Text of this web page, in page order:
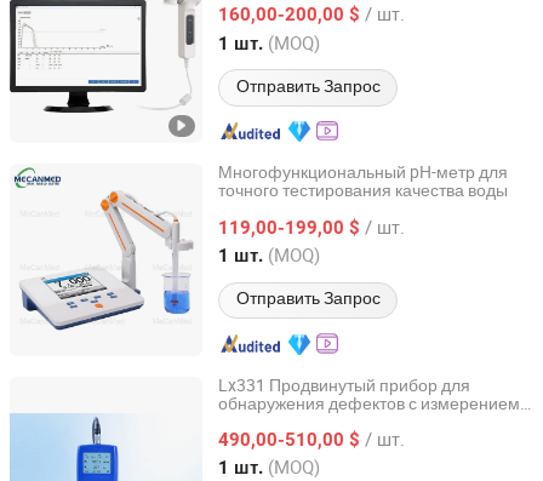
160,00-200,00 $ / шт.
1 шт. (MOQ)
Отправить Запрос
Hebei, China с 2008
Многофункциональный pH-метр для
точного тестирования качества воды
119,00-199,00 $ / шт.
1 шт. (MOQ)
Отправить Запрос
Guangzhou MeCan Medical Limited
Guangdong, China с 2015
Lx331 Продвинутый прибор для
обнаружения дефектов с измерением
лабораторного инструмента
490,00-510,00 $ / шт.
1 шт. (MOQ)
Shenzhen Lianxiang Instrument Equipment Co., Ltd.
Guangdong, China с 2025